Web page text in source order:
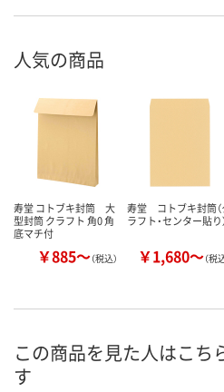
人気の商品
寿堂 コトブキ封筒 大
型封筒 クラフト 角0 角
底マチ付
￥885～（税込）
寿堂 コトブキ封筒（
ラフト・センター貼り
￥1,680～（税
この商品を見た人はこち
す